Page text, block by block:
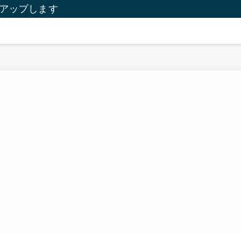
ップします！